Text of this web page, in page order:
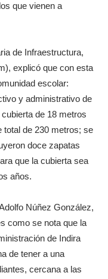
que vienen a
de Infraestructura,
explicó que con esta
escolar:
y administrativo de
de 18 metros
total de 230 metros; se
doce zapatas
que la cubierta sea
años.
Núñez González,
como se nota que la
de Indira
de tener a una
cercana a las